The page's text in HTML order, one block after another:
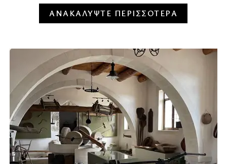
ΑΝΑΚΑΛΥΨΤΕ ΠΕΡΙΣΣΟΤΕΡΑ